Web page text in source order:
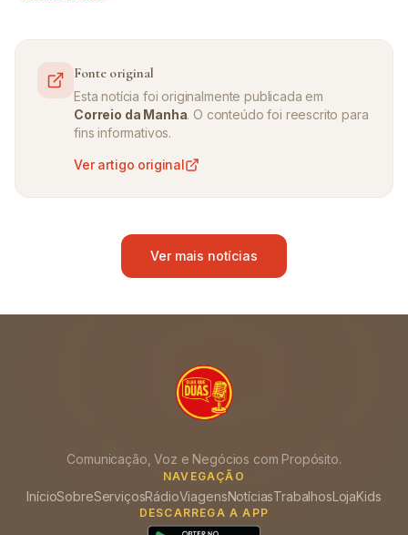
Fonte original
Esta notícia foi originalmente publicada em
Correio da Manha. O conteúdo foi reescrito para
fins informativos.
Ver artigo original
Ver mais notícias
Comunicação, Voz e Negócios com Propósito.
NAVEGAÇÃO
InícioSobreServiçosRádioViagensNotíciasTrabalhosLojaKids
DESCARREGA A APP